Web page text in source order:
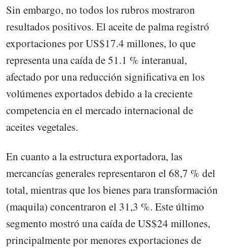
Sin embargo, no todos los rubros mostraron
resultados positivos. El aceite de palma registró
exportaciones por US$17.4 millones, lo que
representa una caída de 51.1 % interanual,
afectado por una reducción significativa en los
volúmenes exportados debido a la creciente
competencia en el mercado internacional de
aceites vegetales.
En cuanto a la estructura exportadora, las
mercancías generales representaron el 68,7 % del
total, mientras que los bienes para transformación
(maquila) concentraron el 31,3 %. Este último
segmento mostró una caída de US$24 millones,
principalmente por menores exportaciones de